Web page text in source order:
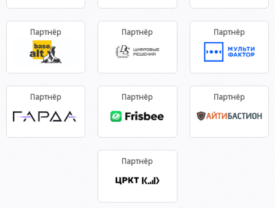
Партнёр Партнёр Партнёр
Партнёр Партнёр Партнёр
Партнёр